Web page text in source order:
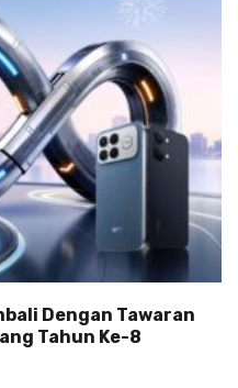
Dengan Tawaran
Tahun Ke-8